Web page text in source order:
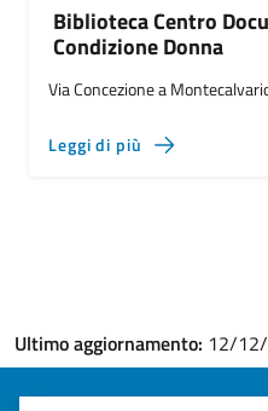
Biblioteca Centro
Condizione Donna
Via Concezione a
Leggi di più
Ultimo aggiornamento: 12/